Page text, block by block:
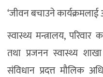
‘जीवन बचाउने
स्वास्थ्य मन्त्रालय,
तथा प्रजनन स्वास्थ्य
संविधान प्रदत्त मौलिक